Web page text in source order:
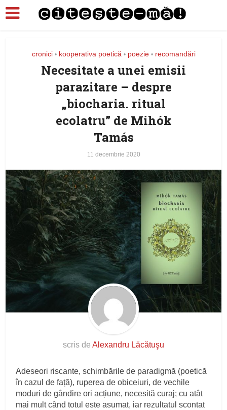
cronici • kooperativa poetică • poezie • recomandări
Necesitate a unei emisii
parazitare – despre
„biocharia. ritual
ecolatru” de Mihók
Tamás
11 decembrie 2020
scris de Alexandru Lăcătuşu
Adeseori riscante, schimbările de paradigmă (poetică
în cazul de față), ruperea de obiceiuri, de vechile
moduri de gândire ori acțiune, necesită curaj; cu atât
mai mult când totul este asumat, iar rezultatul scontat